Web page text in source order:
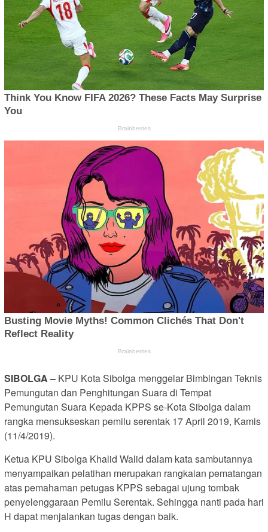
SIBOLGA – KPU Kota Sibolga menggelar Bimbingan Teknis
Pemungutan dan Penghitungan Suara di Tempat
Pemungutan Suara Kepada KPPS se-Kota Sibolga dalam
rangka mensukseskan pemilu serentak 17 April 2019, Kamis
(11/4/2019).
Ketua KPU Sibolga Khalid Walid dalam kata sambutannya
menyampaikan pelatihan merupakan rangkaian pematangan
atas pemahaman petugas KPPS sebagai ujung tombak
penyelenggaraan Pemilu Serentak. Sehingga nanti pada hari
H dapat menjalankan tugas dengan baik.